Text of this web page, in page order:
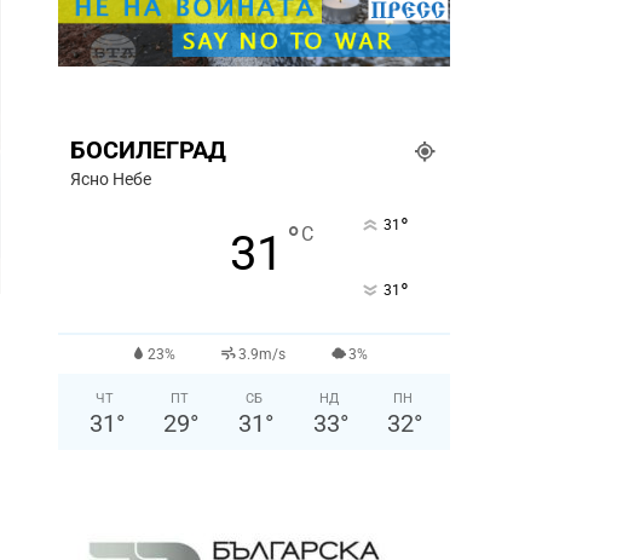
БОСИЛЕГРАД
Ясно Небе
31 °C 31 °
31 °
23% 3.9m/s 3%
ЧТ
31 °
ПТ
29°
СБ
31 °
НД
33°
ПН
32°